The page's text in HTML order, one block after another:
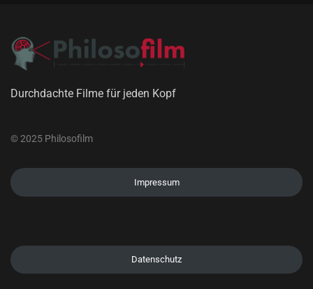
Durchdachte Filme für jeden Kopf
© 2025 Philosofilm
Impressum
Datenschutz